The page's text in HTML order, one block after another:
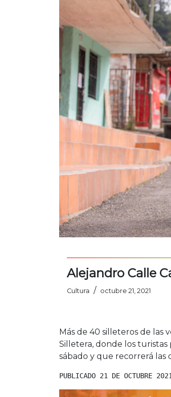
Alejandro Calle
Cultura / octubre 21, 2021
Más de 40 silleteros de las
Silletera, donde los
sábado y que recorrerá las
PUBLICADO 21 DE OCTUBRE